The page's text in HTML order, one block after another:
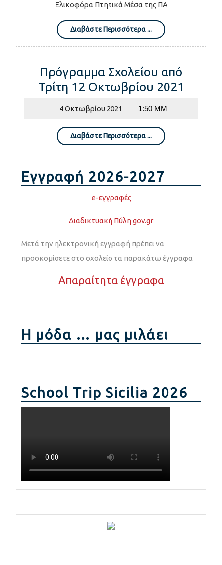
Λυκείου
τη
τους
σε
πτήση
πτητικά
μέσα
Ελικοφόρα Πτητικά Μέσα της ΠΑ
Διαβάστε Περισσότερα ...Διαβάστε
Περισσότερα
Πρόγραμμα Σχολείου από
Τρίτη 12 Οκτωβρίου 2021
Τρίτη
4 Οκτωβρίου 2021
2021
1:50 ΜΜ
Διαβάστε Περισσότερα ...Διαβάστε
Περισσότερα
Εγγραφή 2026-2027
e-εγγραφές
Διαδικτυακή Πύλη gov.gr
Μετά την ηλεκτρονική εγγραφή πρέπει να
προσκομίσετε στο σχολείο τα παρακάτω έγγραφα
Απαραίτητα έγγραφα
Η μόδα … μας μιλάει
School Trip Sicilia 2026